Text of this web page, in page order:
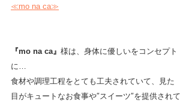
≪mo na ca≫
『mo na ca』 様は、身体に優しいをコンセプト
に…
食材や調理工程をとても工夫されていて、見た
目がキュートなお食事や″スイーツ″を提供されて